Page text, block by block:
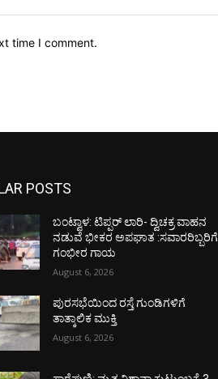
time I comment.
POSTS
ಬಂಟ್ವಾಳ: ಟಿಪ್ಪರ್ ಲಾರಿ- ದ್ವಿಚಕ್ರ ವಾಹನ
ನಡುವೆ ಭೀಕರ ಅಪಘಾತ :ಸವಾರರಿಬ್ಬರಿಗೆ
ಗಂಭೀರ ಗಾಯ
August 6, 2026
ಪುರಸಭೆಯಿಂದ ರಸ್ತೆ ಗುಂಡಿಗಳಿಗೆ
ತಾತ್ಕಾಲಿಕ ಮುಕ್ತಿ
August 6, 2026